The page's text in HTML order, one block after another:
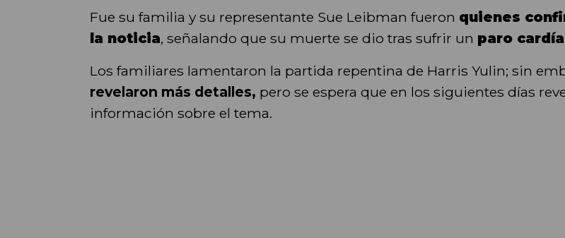
Fue su familia y su representante Sue Leibman fueron quienes
la noticia, señalando que su muerte se dio tras sufrir un paro
Los familiares lamentaron la partida repentina de Harris Yulin; sin
revelaron más detalles, pero se espera que en los siguientes días
información sobre el tema.